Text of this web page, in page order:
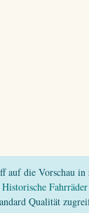
auf die Vorschau in
Qualität